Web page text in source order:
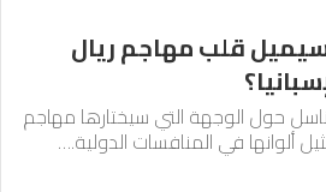
قلب مهاجم ريال
حول الوجهة التي سيختارها مهاجم
ألوانها في المنافسات الدولية.…